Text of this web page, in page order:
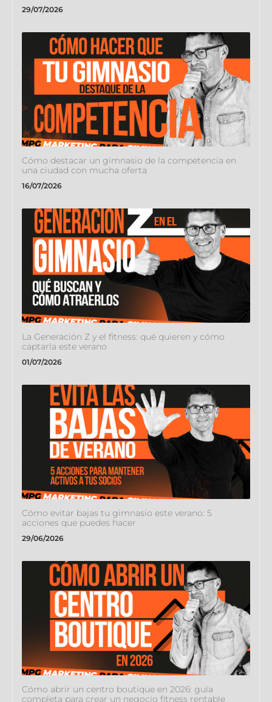
29/07/2026
Cómo destacar un gimnasio de la competencia en
una ciudad con mucha oferta
16/07/2026
La Generación Z y el fitness: qué quieren y cómo
captarla este verano
01/07/2026
Cómo evitar bajas tu gimnasio este verano: 5
acciones que puedes hacer
29/06/2026
Cómo abrir un centro boutique en 2026: guía
completa para crear un negocio fitness rentable